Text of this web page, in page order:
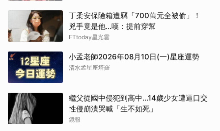
丁柔安保險箱遭竊「700萬元全被偷」！
兇手竟是他...嘆：提前穿幫
ETtoday星光雲
小孟老師2026年08月10日(一)星座運勢
清水孟星座塔羅
繼父從國中侵犯到高中…14歲少女遭逼口交
性侵崩潰哭喊「生不如死」
鏡報